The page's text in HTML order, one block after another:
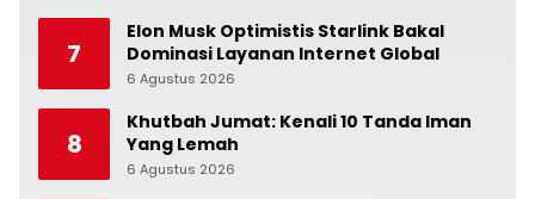
7
Elon Musk Optimistis Starlink Bakal
Dominasi Layanan Internet Global
6 Agustus 2026
8
Khutbah Jumat: Kenali 10 Tanda Iman
Yang Lemah
6 Agustus 2026